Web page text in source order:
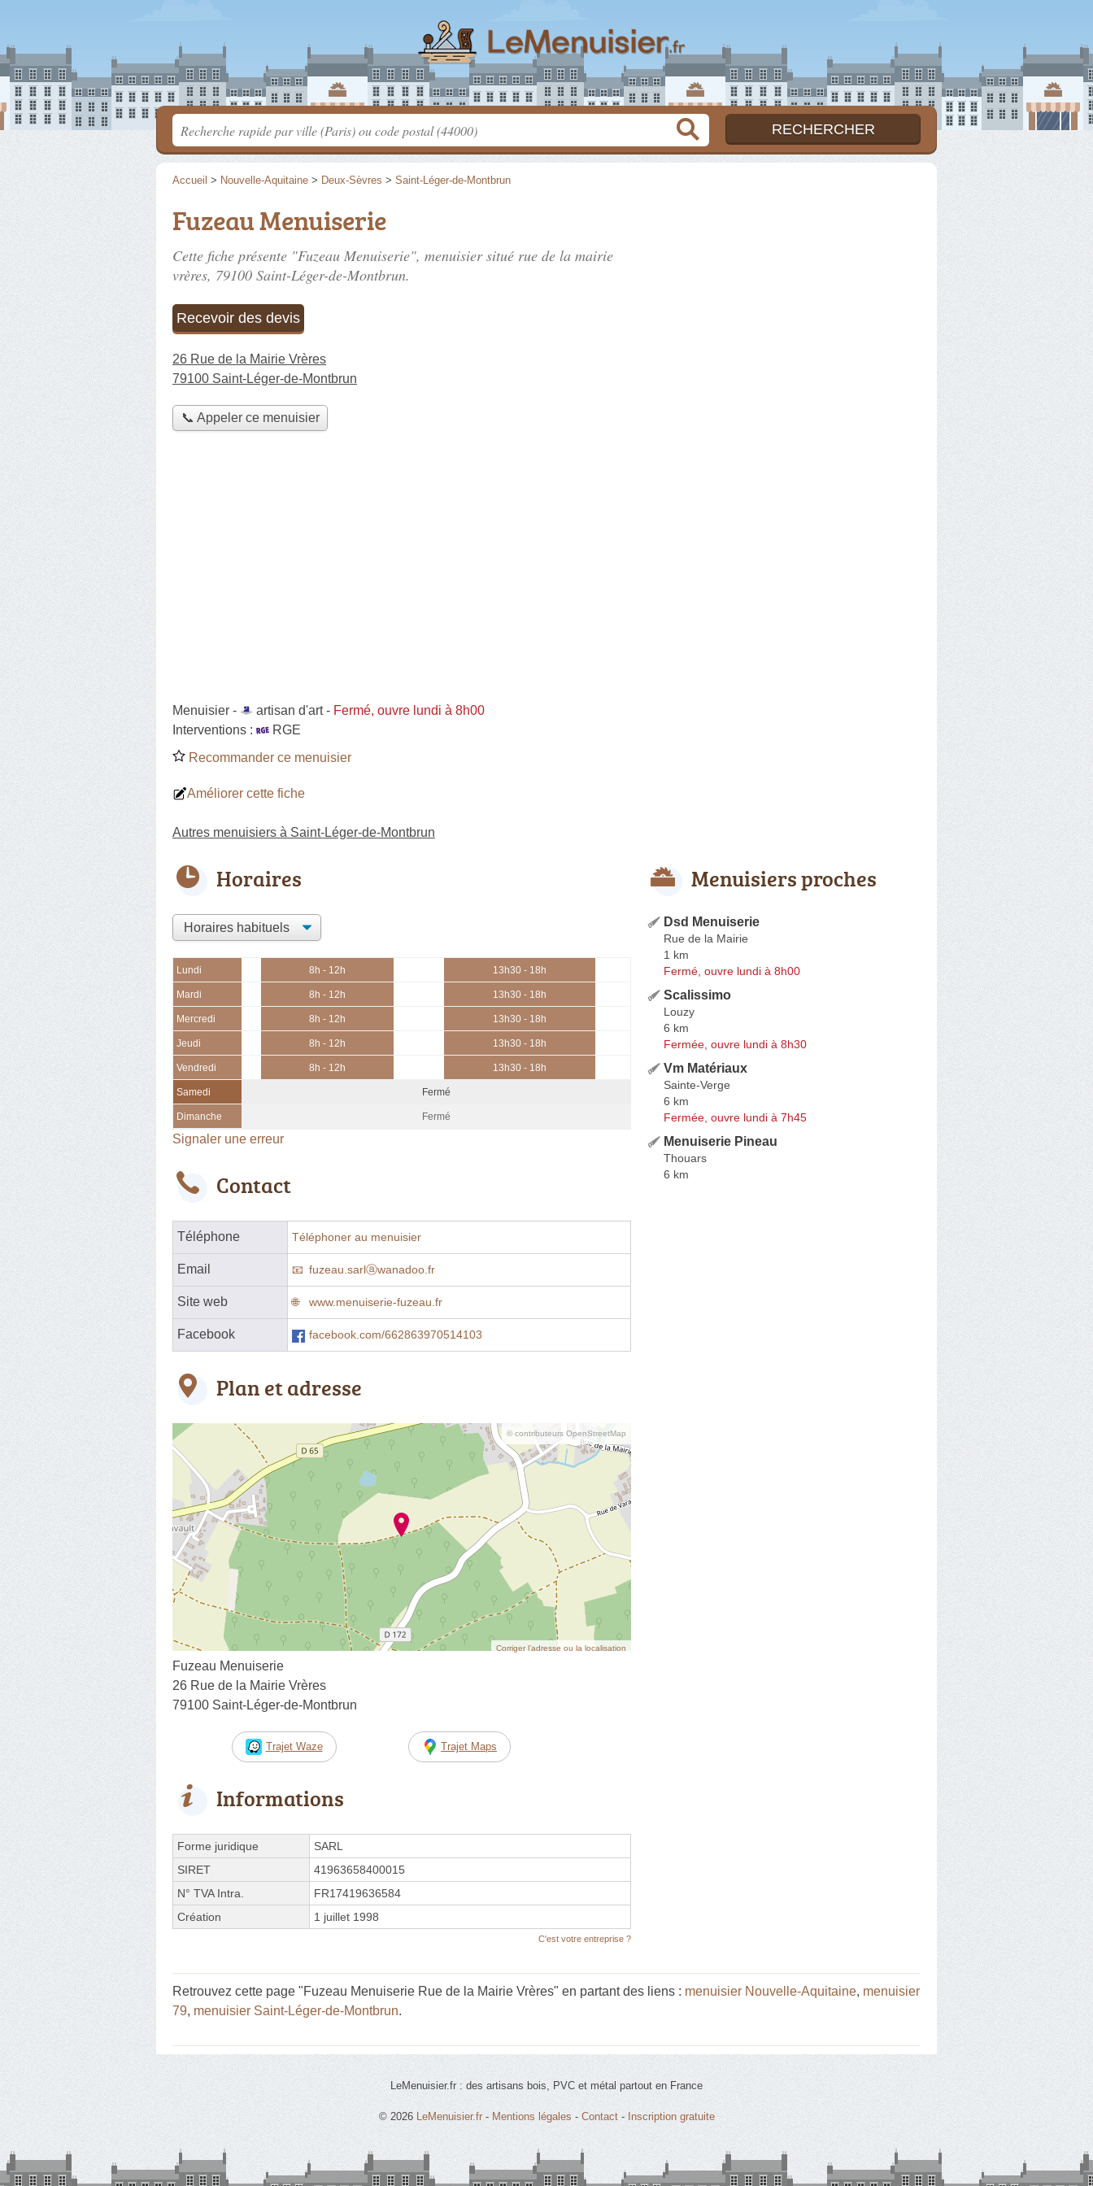
Accueil > Nouvelle-Aquitaine > Deux-Sèvres > Saint-Léger-de-Montbrun
Fuzeau Menuiserie
Cette fiche présente "Fuzeau Menuiserie", menuisier situé rue de la mairie
vrères, 79100 Saint-Léger-de-Montbrun.
Recevoir des devis
26 Rue de la Mairie Vrères
79100 Saint-Léger-de-Montbrun
📞 Appeler ce menuisier
Menuisier - artisan d'art- Fermé, ouvre lundi à 8h00
Interventions :
RGE
Recommander ce menuisier
Améliorer cette fiche
Autres menuisiers à Saint-Léger-de-Montbrun
Horaires
Lundi 8h - 12h 13h30 - 18h
Mardi 8h - 12h 13h30 - 18h
Mercredi 8h - 12h 13h30 - 18h
Jeudi 8h - 12h 13h30 - 18h
Vendredi 8h - 12h 13h30 - 18h
Samedi Fermé
Dimanche Fermé
Signaler une erreur
Contact
Téléphone Téléphoner au menuisier
Email fuzeau.sarlⓐwanadoo.fr
Site web www.menuiserie-fuzeau.fr
Facebook facebook.com/662863970514103
Plan et adresse
© contributeurs OpenStreetMap
Corriger l’adresse ou la localisation
Fuzeau Menuiserie
26 Rue de la Mairie Vrères
79100 Saint-Léger-de-Montbrun
Trajet Waze Trajet Maps
Informations
Forme juridique
SARL
SIRET
41963658400015
N° TVA Intra.
FR17419636584
Création
1 juillet 1998
C'est votre entreprise ?
Menuisiers proches
Dsd Menuiserie
Rue de la Mairie
1 km
Fermé, ouvre lundi à 8h00
Scalissimo
Louzy
6 km
Fermée, ouvre lundi à 8h30
Vm Matériaux
Sainte-Verge
6 km
Fermée, ouvre lundi à 7h45
Menuiserie Pineau
Thouars
6 km
Retrouvez cette page "Fuzeau Menuiserie Rue de la Mairie Vrères" en partant des liens : menuisier Nouvelle-Aquitaine, menuisier
79, menuisier Saint-Léger-de-Montbrun.
LeMenuisier.fr : des artisans bois, PVC et métal partout en France
© 2026 LeMenuisier.fr - Mentions légales - Contact- Inscription gratuite